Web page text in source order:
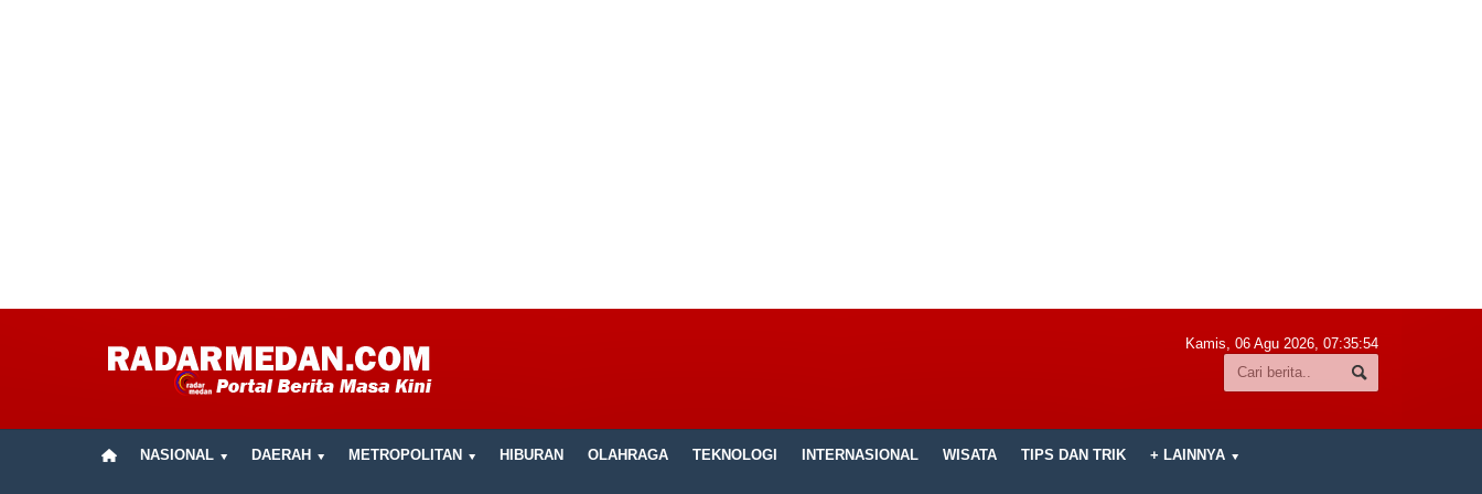
Kamis, 06 Agu 2026, 07:35:56
NASIONAL DAERAH METROPOLITAN HIBURAN OLAHRAGA TEKNOLOGI INTERNASIONAL WISATA TIPS DAN TRIK + LAINNYA